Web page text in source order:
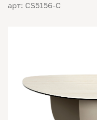
арт: CS5156-C